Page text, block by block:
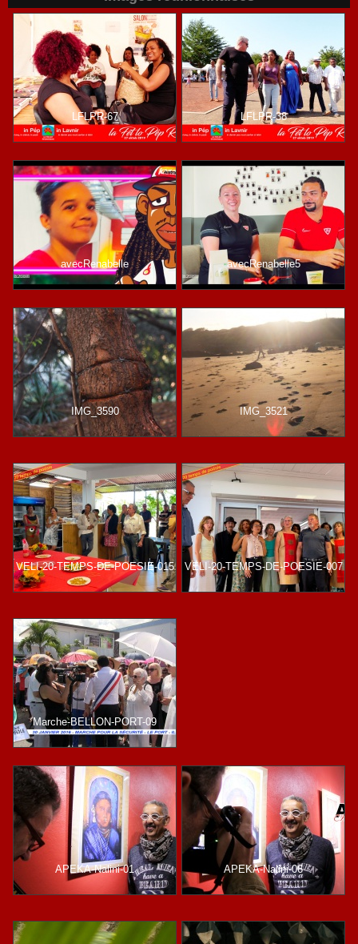
LFLPR-67 LFLPR-38
avecRenabelle avecRenabelle5
IMG_3590 IMG_3521
VELI-20-TEMPS-DE-POESIE-015 VELI-20-TEMPS-DE-POESIE-007
Marche-BELLON-PORT-09
APEKA-Nalini-01 APEKA-Nalini-06